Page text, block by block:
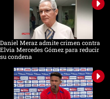
Daniel Meraz admite crimen contra
Elvia Mercedes Gómez para reducir
su condena